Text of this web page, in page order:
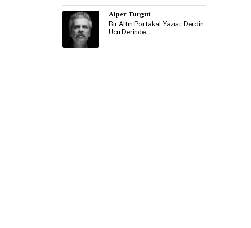
Alper Turgut
Bir Altın Portakal Yazısı: Derdin
Ucu Derinde…